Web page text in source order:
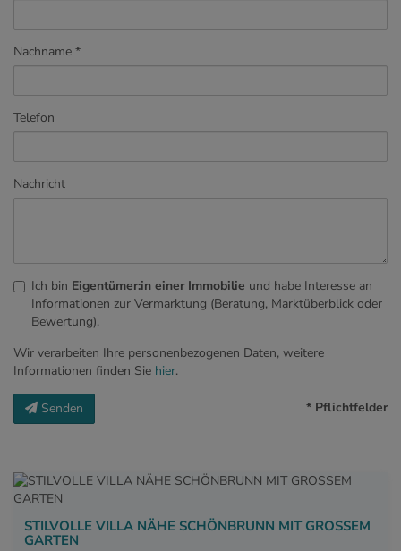
Nachname
Telefon
Nachricht
Ich bin Eigentümer:in einer Immobilie und habe Interesse an
Informationen zur Vermarktung (Beratung, Marktüberblick oder
Bewertung).
Wir verarbeiten Ihre personenbezogenen Daten, weitere
Informationen finden Sie hier.
Senden * Pflichtfelder
STILVOLLE VILLA NÄHE SCHÖNBRUNN MIT GROSSEM
GARTEN